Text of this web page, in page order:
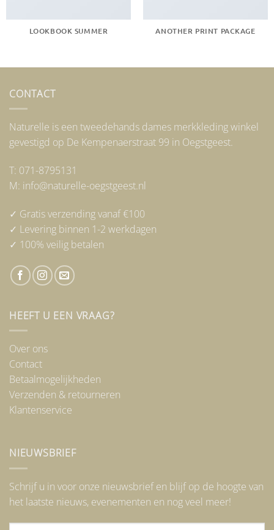
LOOKBOOK SUMMER ANOTHER PRINT PACKAGE
CONTACT
Naturelle is een tweedehands dames merkkleding winkel
gevestigd op De Kempenaerstraat 99 in Oegstgeest.
T: 071-8795131
M: info@naturelle-oegstgeest.nl
✓ Gratis verzending vanaf €100
✓ Levering binnen 1-2 werkdagen
✓ 100% veilig betalen
HEEFT U EEN VRAAG?
Over ons
Contact
Betaalmogelijkheden
Verzenden & retourneren
Klantenservice
NIEUWSBRIEF
Schrijf u in voor onze nieuwsbrief en blijf op de hoogte van
het laatste nieuws, evenementen en nog veel meer!